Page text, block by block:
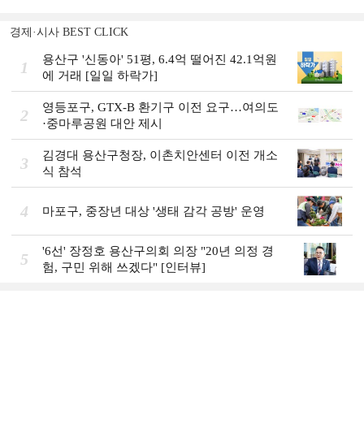
경제·시사 BEST CLICK
1
용산구 '신동아' 51평, 6.4억 떨어진 42.1억원
에 거래 [일일 하락가]
2
영등포구, GTX-B 환기구 이전 요구…여의도
·중마루공원 대안 제시
3
김경대 용산구청장, 이촌치안센터 이전 개소
식 참석
4 마포구, 중장년 대상 '생태 감각 공방' 운영
5
'6선' 장정호 용산구의회 의장 "20년 의정 경
험, 구민 위해 쓰겠다" [인터뷰]